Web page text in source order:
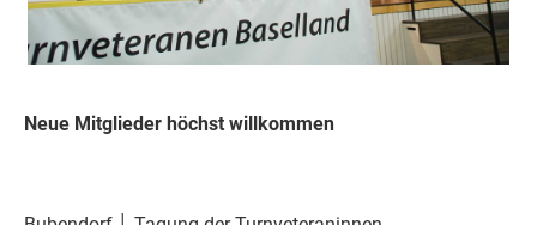
Neue Mitglieder höchst willkommen